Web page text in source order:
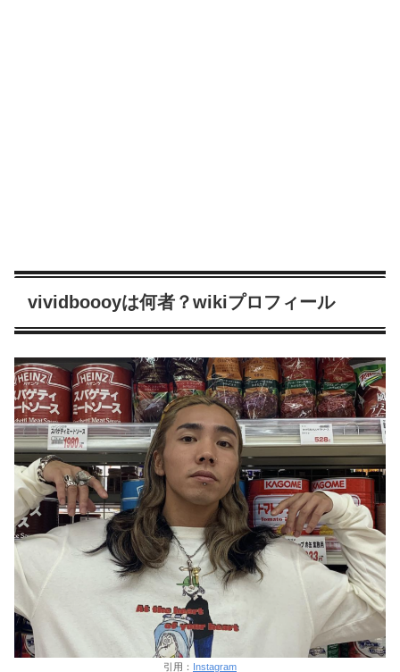
vividboooyは何者？wikiプロフィール
引用： Instagram